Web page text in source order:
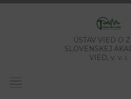
ÚSTAV VIED O
SLOVENSKEJ
VIED, v. v. i.